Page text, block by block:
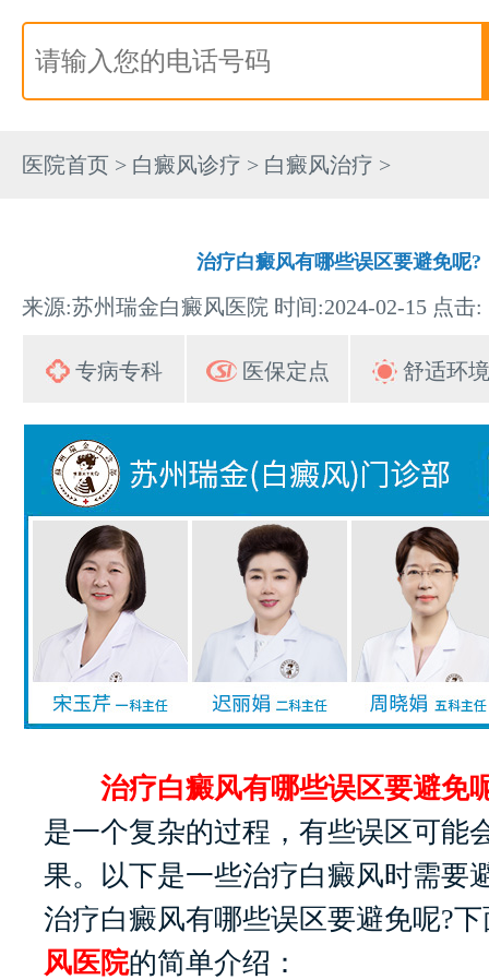
医院首页 > 白癜风诊疗 > 白癜风治疗 >
治疗白癜风有哪些误区要避免呢?
来源:苏州瑞金白癜风医院 时间:2024-02-15 点击:
专病专科 医保定点 舒适环境
治疗白癜风有哪些误区要避免
是一个复杂的过程，有些误区可能
果。以下是一些治疗白癜风时需要
治疗白癜风有哪些误区要避免呢?
风医院的简单介绍：